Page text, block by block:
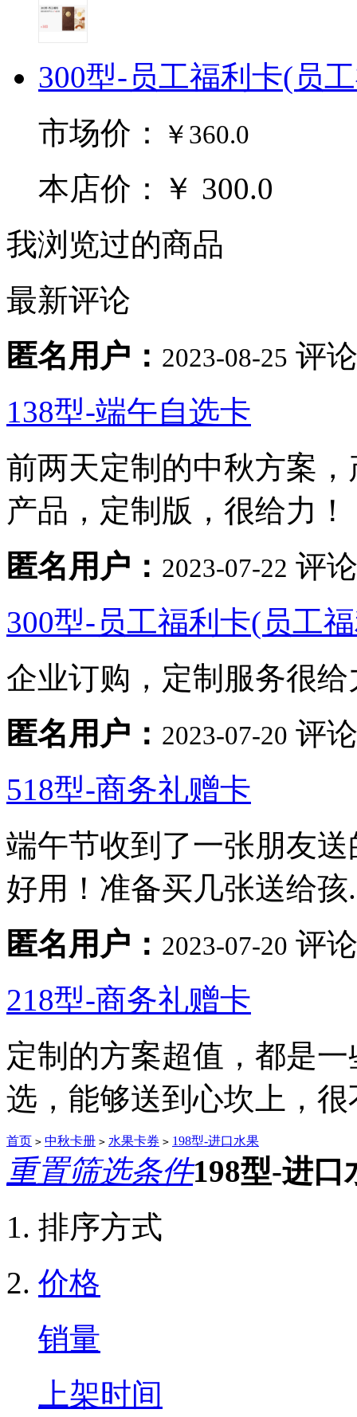
300型-员工福利卡(员
市场价：
￥360.0
本店价：￥ 300.0
我浏览过的商品
最新评论
匿名用户： 2023-08-25 评
138型-端午自选卡
前两天定制的中秋方案
产品，定制版，很给力！
匿名用户： 2023-07-22 评
300型-员工福利卡(员工
企业订购，定制服务很
匿名用户： 2023-07-20 评
518型-商务礼赠卡
端午节收到了一张朋友
好用！准备买几张送给孩
匿名用户： 2023-07-20 评
218型-商务礼赠卡
定制的方案超值，都是
选，能够送到心坎上，很
首页 > 中秋卡册 > 水果卡券 > 198型-进口水果
重置筛选条件198型-进口
排序方式
价格
销量
上架时间